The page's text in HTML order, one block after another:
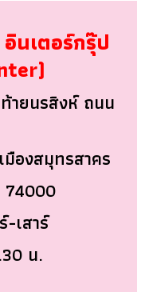
นเตอร์กรุ๊ป
ยนรสิงห์ ถนน
องสมุทรสาคร
74000
-เสาร์
น.